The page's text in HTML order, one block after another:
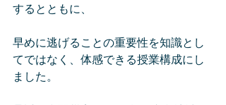
するとともに、
早めに逃げることの重要性を知識とし
てではなく、体感できる授業構成にし
ました。